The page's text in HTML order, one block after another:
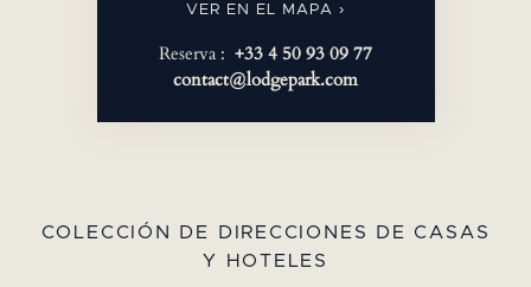
VER EN EL MAPA ›
Reserva : +33 4 50 93 09 77
contact@lodgepark.com
COLECCIÓN DE DIRECCIONES DE CASAS
Y HOTELES